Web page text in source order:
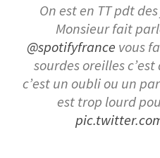
On est en TT pdt
Monsieur fait
@spotifyfrance vous
sourdes oreilles
c’est un oubli ou un
est trop lourd